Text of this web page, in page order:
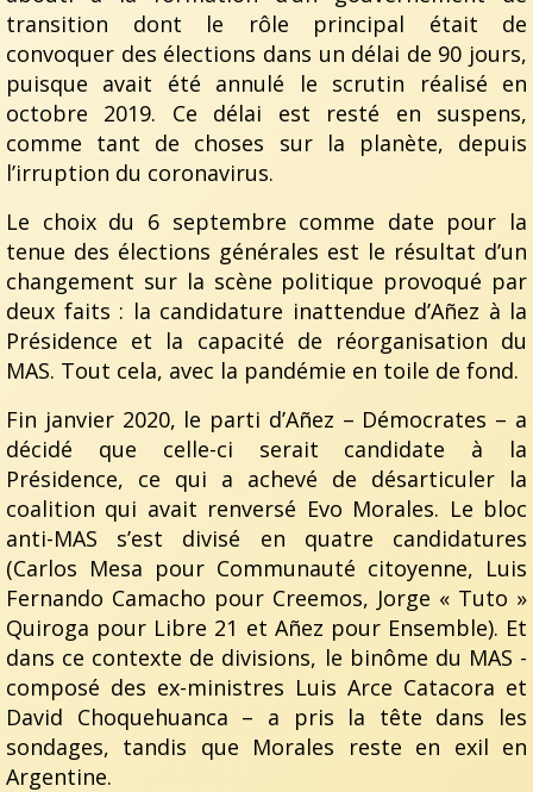
transition dont le rôle principal était de
convoquer des élections dans un délai de 90 jours,
puisque avait été annulé le scrutin réalisé en
octobre 2019. Ce délai est resté en suspens,
comme tant de choses sur la planète, depuis
l’irruption du coronavirus.
Le choix du 6 septembre comme date pour la
tenue des élections générales est le résultat d’un
changement sur la scène politique provoqué par
deux faits : la candidature inattendue d’Añez à la
Présidence et la capacité de réorganisation du
MAS. Tout cela, avec la pandémie en toile de fond.
Fin janvier 2020, le parti d’Añez – Démocrates – a
décidé que celle-ci serait candidate à la
Présidence, ce qui a achevé de désarticuler la
coalition qui avait renversé Evo Morales. Le bloc
anti-MAS s’est divisé en quatre candidatures
(Carlos Mesa pour Communauté citoyenne, Luis
Fernando Camacho pour Creemos, Jorge « Tuto »
Quiroga pour Libre 21 et Añez pour Ensemble). Et
dans ce contexte de divisions, le binôme du MAS -
composé des ex-ministres Luis Arce Catacora et
David Choquehuanca – a pris la tête dans les
sondages, tandis que Morales reste en exil en
Argentine.